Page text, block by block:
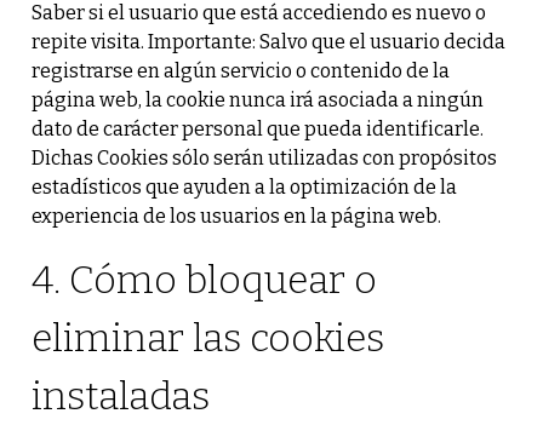
Saber si el usuario que está accediendo es nuevo o
repite visita. Importante: Salvo que el usuario decida
registrarse en algún servicio o contenido de la
página web, la cookie nunca irá asociada a ningún
dato de carácter personal que pueda identificarle.
Dichas Cookies sólo serán utilizadas con propósitos
estadísticos que ayuden a la optimización de la
experiencia de los usuarios en la página web.
4. Cómo bloquear o
eliminar las cookies
instaladas